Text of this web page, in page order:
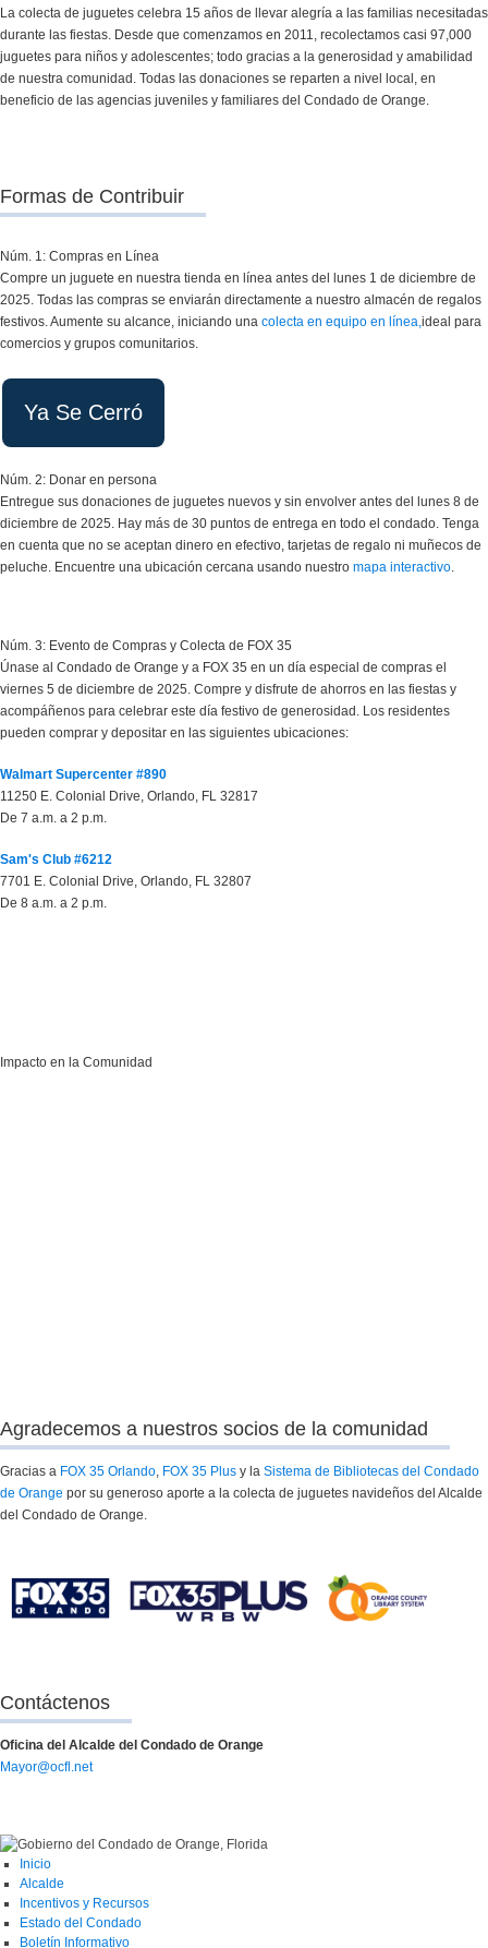
La colecta de juguetes celebra 15 años de llevar alegría a las familias necesitadas
durante las fiestas. Desde que comenzamos en 2011, recolectamos casi 97,000
juguetes para niños y adolescentes; todo gracias a la generosidad y amabilidad
de nuestra comunidad. Todas las donaciones se reparten a nivel local, en
beneficio de las agencias juveniles y familiares del Condado de Orange.
Formas de Contribuir
Núm. 1: Compras en Línea
Compre un juguete en nuestra tienda en línea antes del lunes 1 de diciembre de
2025. Todas las compras se enviarán directamente a nuestro almacén de regalos
festivos. Aumente su alcance, iniciando una colecta en equipo en línea, ideal para
comercios y grupos comunitarios.
Núm. 2: Donar en persona
Entregue sus donaciones de juguetes nuevos y sin envolver antes del lunes 8 de
diciembre de 2025. Hay más de 30 puntos de entrega en todo el condado. Tenga
en cuenta que no se aceptan dinero en efectivo, tarjetas de regalo ni muñecos de
peluche. Encuentre una ubicación cercana usando nuestro mapa interactivo
Núm. 3: Evento de Compras y Colecta de FOX 35
Únase al Condado de Orange y a FOX 35 en un día especial de compras el
viernes 5 de diciembre de 2025. Compre y disfrute de ahorros en las fiestas y
acompáñenos para celebrar este día festivo de generosidad. Los residentes
pueden comprar y depositar en las siguientes ubicaciones:
Walmart Supercenter #890
11250 E. Colonial Drive, Orlando, FL 32817
De 7 a.m. a 2 p.m.
Sam's Club #6212
7701 E. Colonial Drive, Orlando, FL 32807
De 8 a.m. a 2 p.m.
Impacto en la Comunidad
Agradecemos a nuestros socios de la comunidad
Gracias a FOX 35 Orlando FOX 35 Plus y la Sistema de Bibliotecas del Condado
de Orange por su generoso aporte a la colecta de juguetes navideños del Alcalde
del Condado de Orange.
Contáctenos
Oficina del Alcalde del Condado de Orange
Mayor@ocfl.net
Inicio
Alcalde
Incentivos y Recursos
Estado del Condado
Boletín Informativo